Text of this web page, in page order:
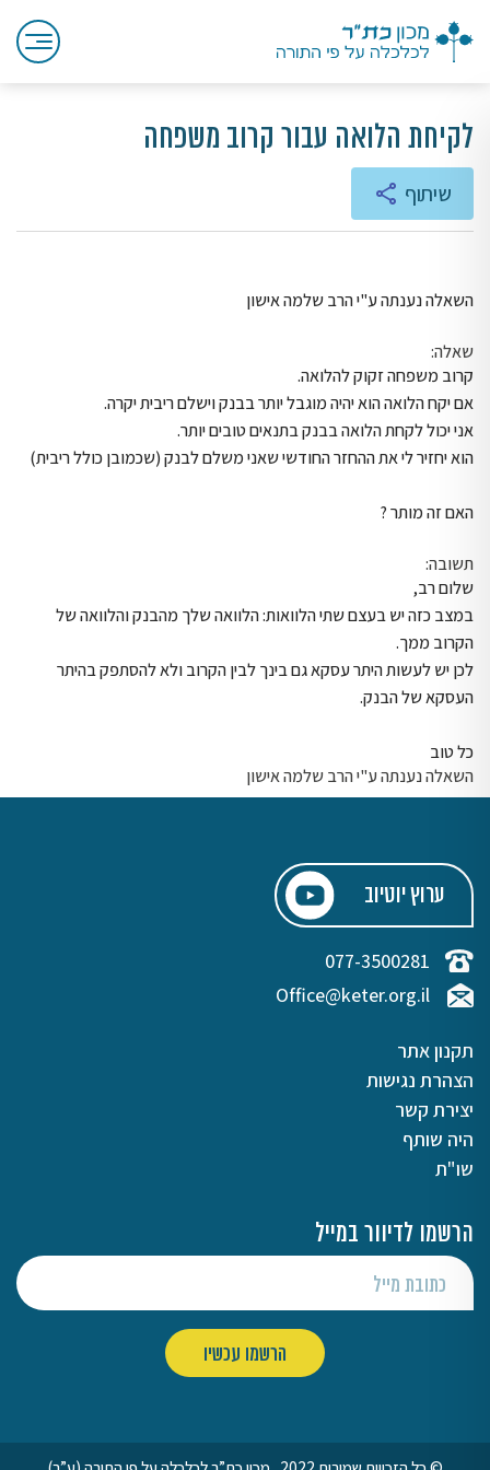
לקיחת הלואה עבור קרוב משפחה
שיתוף
השאלה נענתה ע"י הרב שלמה אישון
שאלה:
קרוב משפחה זקוק להלואה.
אם יקח הלואה הוא יהיה מוגבל יותר בבנק וישלם ריבית יקרה.
אני יכול לקחת הלואה בבנק בתנאים טובים יותר.
הוא יחזיר לי את ההחזר החודשי שאני משלם לבנק (שכמובן כולל ריבית)
האם זה מותר ?
תשובה:
שלום רב,
במצב כזה יש בעצם שתי הלוואות: הלוואה שלך מהבנק והלוואה של
הקרוב ממך.
לכן יש לעשות היתר עסקא גם בינך לבין הקרוב ולא להסתפק בהיתר
העסקא של הבנק.
כל טוב
השאלה נענתה ע"י הרב שלמה אישון
ערוץ יוטיוב
077-3500281
Office@keter.org.il
תקנון אתר
הצהרת נגישות
יצירת קשר
היה שותף
שו"ת
הרשמו לדיוור במייל